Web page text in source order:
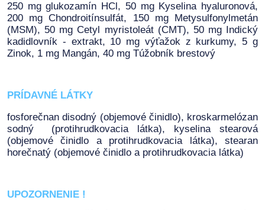
250 mg glukozamín HCl, 50 mg Kyselina hyaluronová,
200 mg Chondroitínsulfát, 150 mg Metysulfonylmetán
(MSM), 50 mg Cetyl myristoleát (CMT), 50 mg Indický
kadidlovník - extrakt, 10 mg výťažok z kurkumy, 5 g
Zinok, 1 mg Mangán, 40 mg Túžobník brestový
PRÍDAVNÉ LÁTKY
fosforečnan disodný (objemové činidlo), kroskarmelózan
sodný (protihrudkovacia látka), kyselina stearová
(objemové činidlo a protihrudkovacia látka), stearan
horečnatý (objemové činidlo a protihrudkovacia látka)
UPOZORNENIE !